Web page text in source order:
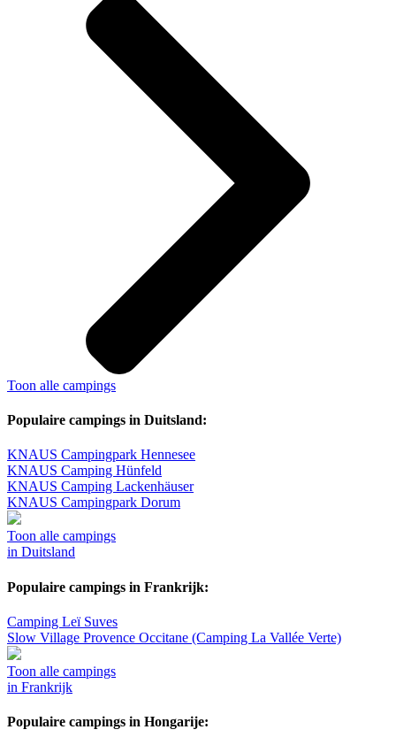
Toon alle campings
Populaire campings in Duitsland:
KNAUS Campingpark Hennesee
KNAUS Camping Hünfeld
KNAUS Camping Lackenhäuser
KNAUS Campingpark Dorum
Toon alle campings
in Duitsland
Populaire campings in Frankrijk:
Camping Leï Suves
Slow Village Provence Occitane (Camping La Vallée Verte)
Toon alle campings
in Frankrijk
Populaire campings in Hongarije: